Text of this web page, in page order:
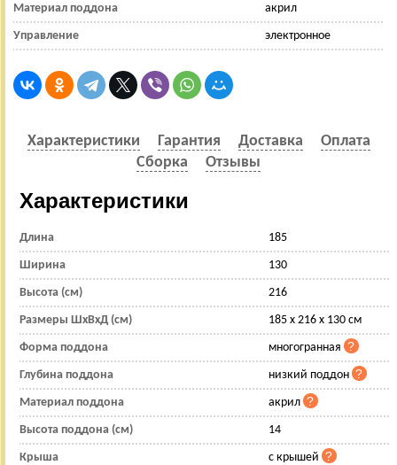
Материал поддона акрил
Управление электронное
Характеристики Гарантия Доставка
Оплата
Сборка
Отзывы
Характеристики
Длина 185
Ширина 130
Высота (см) 216
Размеры ШхВхД (см) 185 х 216 х 130 см
Форма поддона многогранная
Глубина поддона низкий поддон
Материал поддона акрил
Высота поддона (см) 14
Крыша с крышей